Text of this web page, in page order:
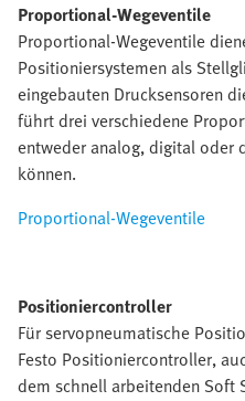
Proportional-Wegeventile
Proportional-Wegeventile
Positioniersystemen als
eingebauten Drucksensoren
führt drei verschiedene
entweder analog, digital oder
können.
Proportional-Wegeventile
Positioniercontroller
Für servopneumatische
Festo Positioniercontroller,
dem schnell arbeitenden Soft